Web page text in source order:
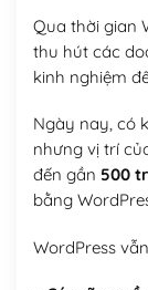
Qua thời gian
thu hút các
kinh nghiệm
Ngày nay, có
nhưng vị trí
đến gần 500
bằng
WordPress